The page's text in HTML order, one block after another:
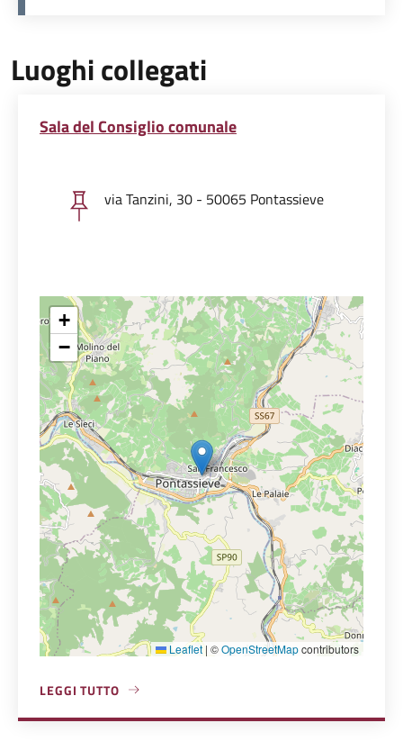
Luoghi collegati
Sala del Consiglio comunale
via Tanzini, 30 - 50065 Pontassieve
+
−
Leaflet | ©OpenStreetMapcontributors
LEGGI TUTTO
A PROPOSITO DI SALA DEL CONSIGLIO COMUNALE